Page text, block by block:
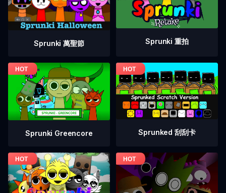
Sprunki 萬聖節 Sprunki 重拍
Sprunki Greencore Sprunked 刮刮卡